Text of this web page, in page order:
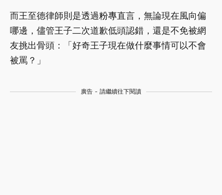
而王至德律師則是透過粉專直言，無論現在風向偏
哪邊，儘管王子二次道歉低頭認錯，還是不免被網
友挑出骨頭：「好奇王子現在做什麼事情可以不會
被罵？」
廣告 - 請繼續往下閱讀